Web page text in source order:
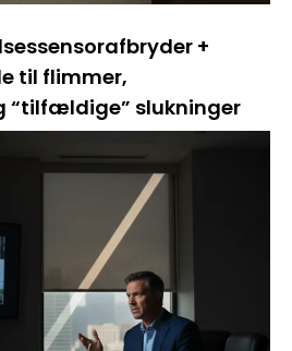
+
til flimmer,
“tilfældige” slukninger